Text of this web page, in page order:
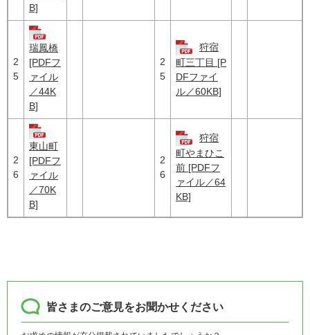
B]
2
5
瑞鳳橋
[PDFフ
ァイル
／44K
B]
2
5
狩宿
町三丁目 [P
DFファイ
ル／60KB]
2
6
東山町
[PDFフ
ァイル
／70K
B]
2
6
狩宿
町やまひこ
前 [PDFフ
ァイル／64
KB]
皆さまのご意見をお聞かせください